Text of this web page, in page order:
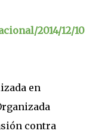
2014/12/10
en
contra